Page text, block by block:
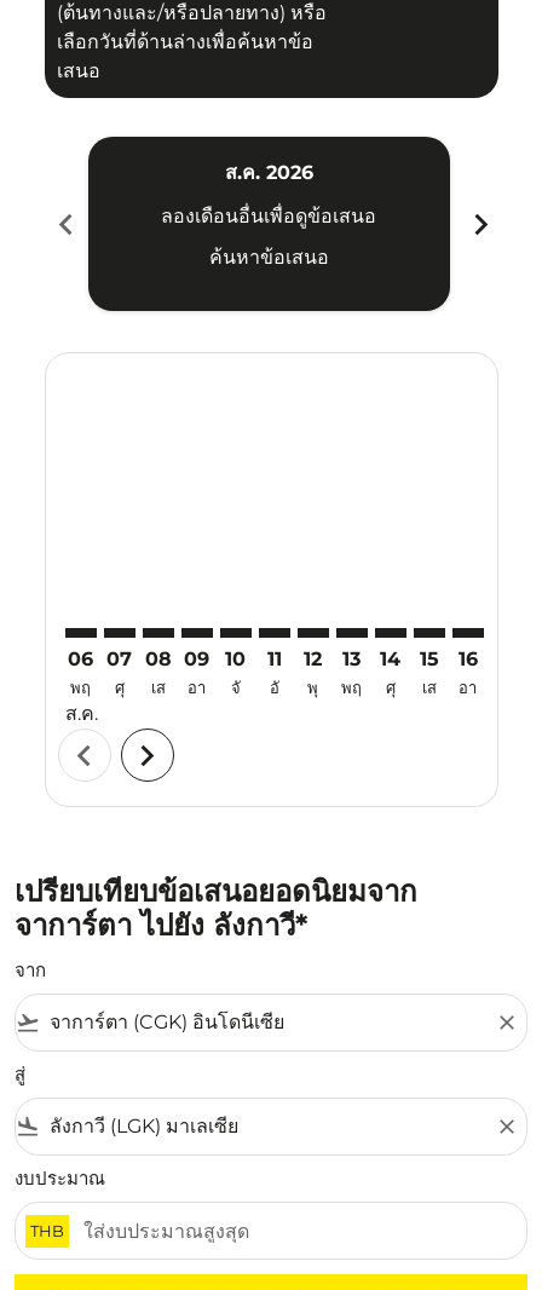
(ต้นทางและ/หรือปลายทาง) หรือ
เลือกวันที่ด้านล่างเพื่อค้นหาข้อ
เสนอ
chevron_left
ส.ค. 2026
ลองเดือนอื่นเพื่อดูข้อเสนอ
ค้นหาข้อเสนอ
chevron_right
06
พฤ
ส.ค.
07
ศุ
08
เส
09
อา
10
จั
11
อั
12
พุ
13
พฤ
14
ศุ
15
เส
16
อา
chevron_left chevron_right
เปรียบเทียบข้อเสนอยอดนิยมจาก
จาการ์ตา ไปยัง ลังกาวี*
จาก
flight_takeoff close
สู่
flight_land close
งบประมาณ
THB